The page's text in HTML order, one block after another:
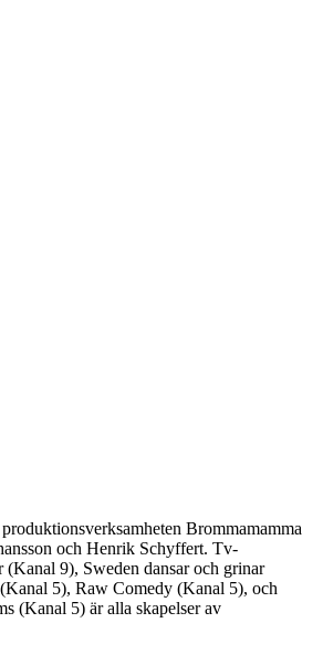
Brommamamma
och Henrik Schyffert. Tv-
(Kanal 9), Sweden dansar och grinar
5), Raw Comedy (Kanal 5), och
(Kanal 5) är alla skapelser av